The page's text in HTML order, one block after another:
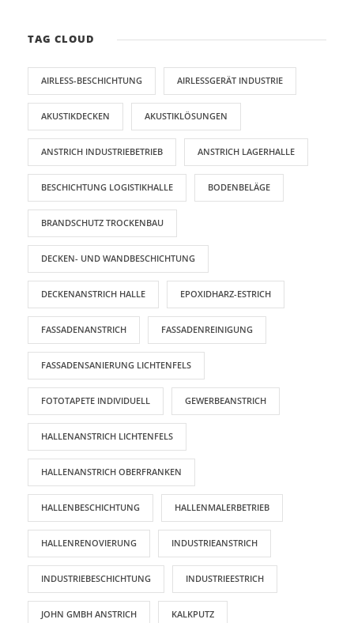
TAG CLOUD
AIRLESS-BESCHICHTUNG AIRLESSGERÄT INDUSTRIE
AKUSTIKDECKEN AKUSTIKLÖSUNGEN
ANSTRICH INDUSTRIEBETRIEB ANSTRICH LAGERHALLE
BESCHICHTUNG LOGISTIKHALLE BODENBELÄGE
BRANDSCHUTZ TROCKENBAU
DECKEN- UND WANDBESCHICHTUNG
DECKENANSTRICH HALLE EPOXIDHARZ-ESTRICH
FASSADENANSTRICH FASSADENREINIGUNG
FASSADENSANIERUNG LICHTENFELS
FOTOTAPETE INDIVIDUELL GEWERBEANSTRICH
HALLENANSTRICH LICHTENFELS
HALLENANSTRICH OBERFRANKEN
HALLENBESCHICHTUNG HALLENMALERBETRIEB
HALLENRENOVIERUNG INDUSTRIEANSTRICH
INDUSTRIEBESCHICHTUNG INDUSTRIEESTRICH
JOHN GMBH ANSTRICH KALKPUTZ